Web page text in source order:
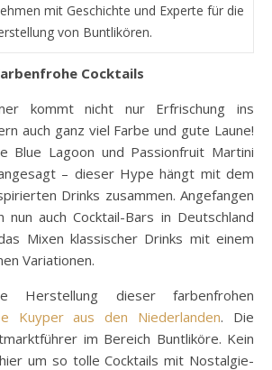
mit Geschichte und Experte für die
von Buntlikören.
Cocktails
kommt nicht nur Erfrischung ins
auch ganz viel Farbe und gute Laune!
Blue Lagoon und Passionfruit Martini
– dieser Hype hängt mit dem
Drinks zusammen. Angefangen
auch Cocktail-Bars in Deutschland
Mixen klassischer Drinks mit einem
Variationen.
Herstellung dieser farbenfrohen
Kuyper aus den Niederlanden. Die
im Bereich Buntliköre. Kein
um so tolle Cocktails mit Nostalgie-